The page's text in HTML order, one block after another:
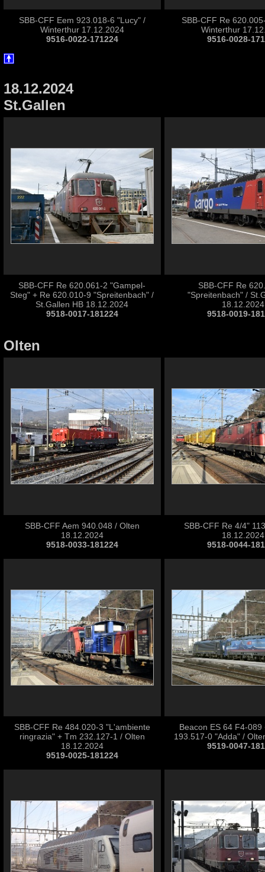
SBB-CFF Eem 923.018-6 "Lucy" /
Winterthur 17.12.2024
9516-0022-171224
SBB-CFF Re
Winterthur
9516-0028-
18.12.2024
St.Gallen
SBB-CFF Re 620.061-2 "Gampel-
Steg" + Re 620.010-9 "Spreitenbach" /
St.Gallen HB 18.12.2024
9518-0017-181224
SBB-CFF Re
"Spreitenbach" /
18.12.2024
9518-0019-
Olten
SBB-CFF Aem 940.048 / Olten
18.12.2024
9518-0033-181224
SBB-CFF Re 4/4"
18.12.2024
9518-0044-
SBB-CFF Re 484.020-3 "L'ambiente
ringrazia" + Tm 232.127-1 / Olten
18.12.2024
9519-0025-181224
Beacon ES 64 F4-089
193.517-0 "Adda" /
9519-0047-